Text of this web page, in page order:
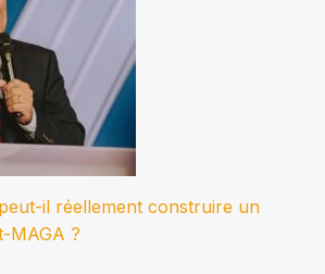
il réellement construire un
MAGA ?